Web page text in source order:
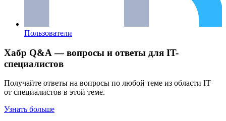
Пользователи
Хабр Q&A — вопросы и ответы для IT-
специалистов
Получайте ответы на вопросы по любой теме из области IT
от специалистов в этой теме.
Узнать больше